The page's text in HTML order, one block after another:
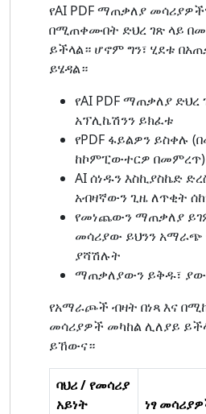
የAI PDF ማጠቃለያ
በሚጠቀሙበት ድህረ ገጽ ላይ
ይችላል። ሆኖም ግን፣ ሂደቱ
ይሄዳል።
የAI PDF ማጠቃለያ
አፕሊኬሽንን ይክፈቱ
የPDF ፋይልዎን ይስቀሉ
ከኮምፒውተርዎ በመምረጥ)
AI ሰነዱን እስኪያስኬድ
አብዛኛውን ጊዜ ለጥቂት
የመነጨውን ማጠቃለያ
መሳሪያው ይህንን አማራጭ
ያሻሽሉት
ማጠቃለያውን ይቅዱ፣
የአማራጮች ብዛት በነጻ እና
መሳሪያዎች መካከል ሊለያይ
ይኸውና።
ባህሪ / የመሳሪያ
አይነት
ነፃ